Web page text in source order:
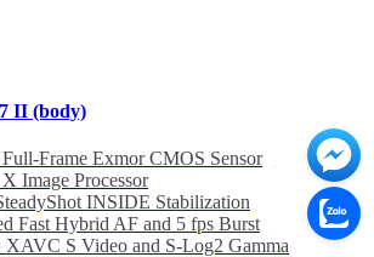
II (body)
Frame Exmor CMOS Sensor
Image Processor
INSIDE Stabilization
Fast Hybrid AF and 5 fps Burst
S Video and S-Log2 Gamma